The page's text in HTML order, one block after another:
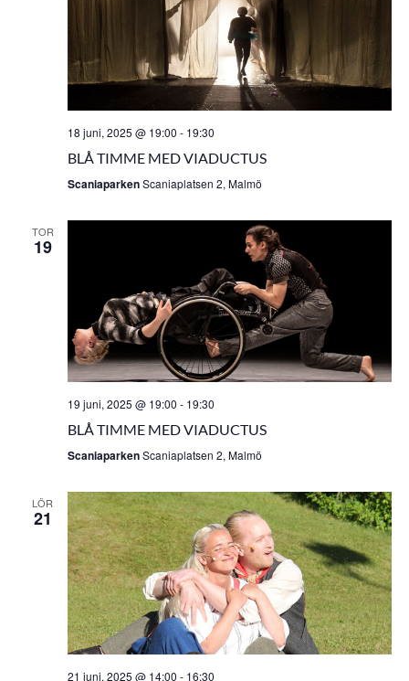
18 juni, 2025 @ 19:00 - 19:30
BLÅ TIMME MED VIADUCTUS
ScaniaparkenScaniaplatsen 2, Malmö
TOR
19
19 juni, 2025 @ 19:00 - 19:30
BLÅ TIMME MED VIADUCTUS
ScaniaparkenScaniaplatsen 2, Malmö
LÖR
21
21 juni, 2025 @ 14:00 - 16:30